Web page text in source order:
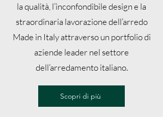
la qualità, l’inconfondibile design e la
straordinaria lavorazione dell’arredo
Made in Italy attraverso un portfolio di
aziende leader nel settore
dell’arredamento italiano.
Scopri di più